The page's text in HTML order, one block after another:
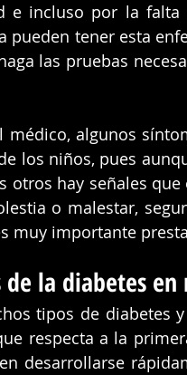
e incluso por la
pueden tener esta
las pruebas
algunos
los niños, pues
otros hay señales
o malestar,
muy importante
la diabetes en
tipos de diabetes
respecta a la
desarrollarse